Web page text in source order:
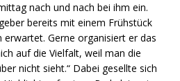
nach und nach bei ihm ein.
bereits mit einem Frühstück
erwartet. Gerne organisiert er das
auf die Vielfalt, weil man die
nicht sieht.“ Dabei gesellte sich